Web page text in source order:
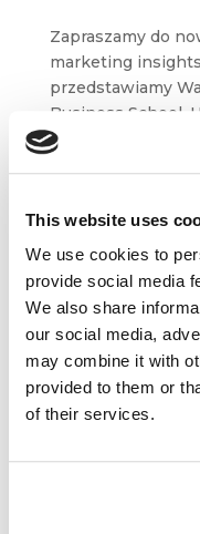
This website uses
We use cookies to
provide social media
We also share
our social media,
may combine it with
provided to them or
of their services.
Zapraszamy do
marketing
przedstawiamy
Business School,
Przyjemnej
O czym się
American